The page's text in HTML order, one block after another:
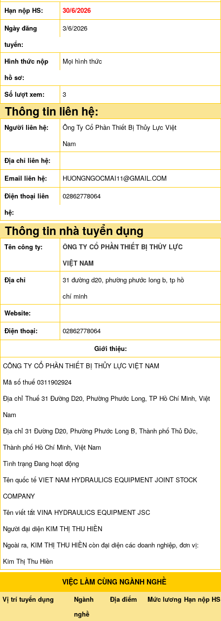
Hạn nộp HS:
30/6/2026
Ngày đăng
tuyển:
3/6/2026
Hình thức nộp
hồ sơ:
Mọi hình thức
Số lượt xem: 3
Thông tin liên hệ:
Người liên hệ:
Ông Ty Cổ Phần Thiết Bị Thủy Lực Việt
Nam
Địa chỉ liên hệ:
Email liên hệ:
HUONGNGOCMAI11@GMAIL.COM
Điện thoại liên
hệ:
02862778064
Thông tin nhà tuyển dụng
Tên công ty:
ÔNG TY CỔ PHẦN THIẾT BỊ THỦY LỰC
VIỆT NAM
Địa chỉ
31 đường d20, phường phước long b, tp hồ
chí minh
Website:
Điện thoại:
02862778064
Giới thiệu:
CÔNG TY CỔ PHẦN THIẾT BỊ THỦY LỰC VIỆT NAM
Mã số thuế 0311902924
Địa chỉ Thuế 31 Đường D20, Phường Phước Long, TP Hồ Chí Minh, Việt
Nam
Địa chỉ 31 Đường D20, Phường Phước Long B, Thành phố Thủ Đức,
Thành phố Hồ Chí Minh, Việt Nam
Tình trạng Đang hoạt động
Tên quốc tế VIET NAM HYDRAULICS EQUIPMENT JOINT STOCK
COMPANY
Tên viết tắt VINA HYDRAULICS EQUIPMENT JSC
Người đại diện KIM THỊ THU HIỀN
Ngoài ra, KIM THỊ THU HIỀN còn đại diện các doanh nghiệp, đơn vị:
Kim Thị Thu Hiền
VIỆC LÀM CÙNG NGÀNH NGHỀ
Vị trí tuyển dụng
Ngành
nghề
Địa điểm Mức lương Hạn nộp HS